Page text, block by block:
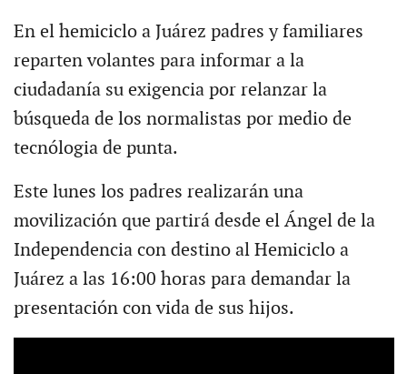
En el hemiciclo a Juárez padres y familiares
reparten volantes para informar a la
ciudadanía su exigencia por relanzar la
búsqueda de los normalistas por medio de
tecnólogia de punta.
Este lunes los padres realizarán una
movilización que partirá desde el Ángel de la
Independencia con destino al Hemiciclo a
Juárez a las 16:00 horas para demandar la
presentación con vida de sus hijos.